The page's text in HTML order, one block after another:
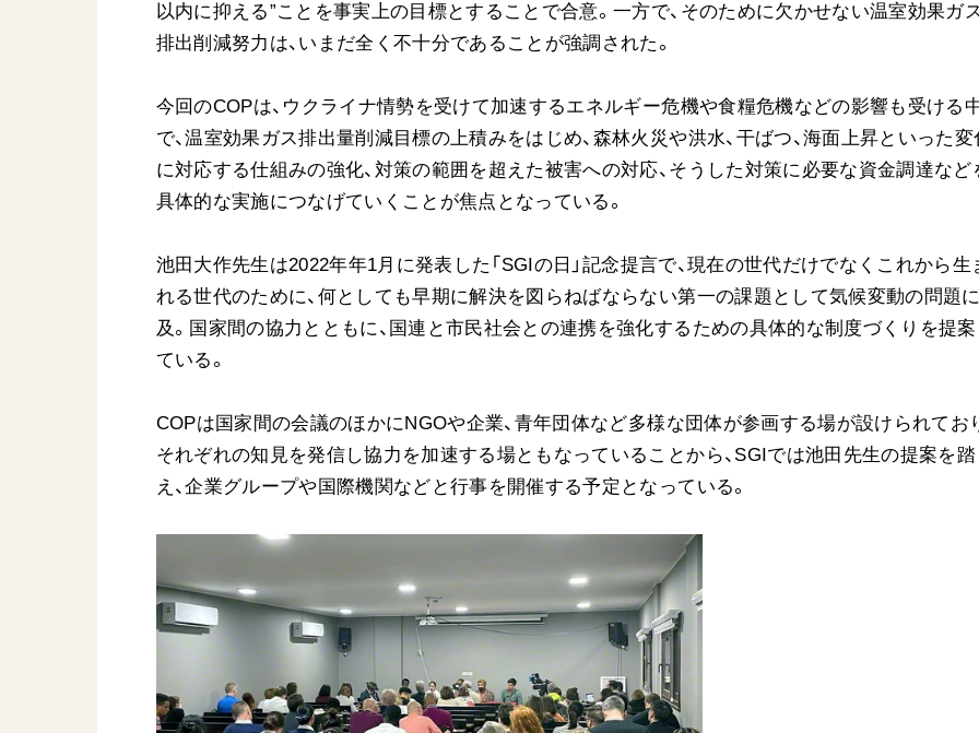
以内に抑える”ことを事実上の目標とすることで合意。一方で、そのために欠かせない温室効果ガ
排出削減努力は、いまだ全く不十分であることが強調された。
今回のCOPは、ウクライナ情勢を受けて加速するエネルギー危機や食糧危機などの影響も受ける
で、温室効果ガス排出量削減目標の上積みをはじめ、森林火災や洪水、干ばつ、海面上昇といった変
に対応する仕組みの強化、対策の範囲を超えた被害への対応、そうした対策に必要な資金調達など
具体的な実施につなげていくことが焦点となっている。
池田大作先生は2022年年1月に発表した「SGIの日」記念提言で、現在の世代だけでなくこれから生
れる世代のために、何としても早期に解決を図らねばならない第一の課題として気候変動の問題
及。国家間の協力とともに、国連と市民社会との連携を強化するための具体的な制度づくりを提
ている。
COPは国家間の会議のほかにNGOや企業、青年団体など多様な団体が参画する場が設けられてお
それぞれの知見を発信し協力を加速する場ともなっていることから、SGIでは池田先生の提案を
え、企業グループや国際機関などと行事を開催する予定となっている。